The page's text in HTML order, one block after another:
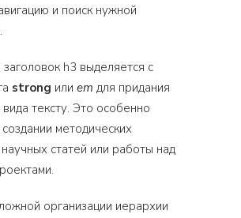
и поиск нужной
заголовок h3 выделяется с
strong или em для придания
тексту. Это особенно
методических
статей или работы над
организации иерархии